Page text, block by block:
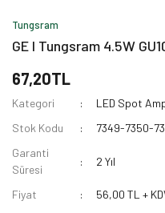
Tungsram
GE I Tungsram 4.5W
67,20TL
Kategori
LED Spot
Stok Kodu
7349-7350-
Garanti
Süresi
2 Yıl
Fiyat
56,00 TL +